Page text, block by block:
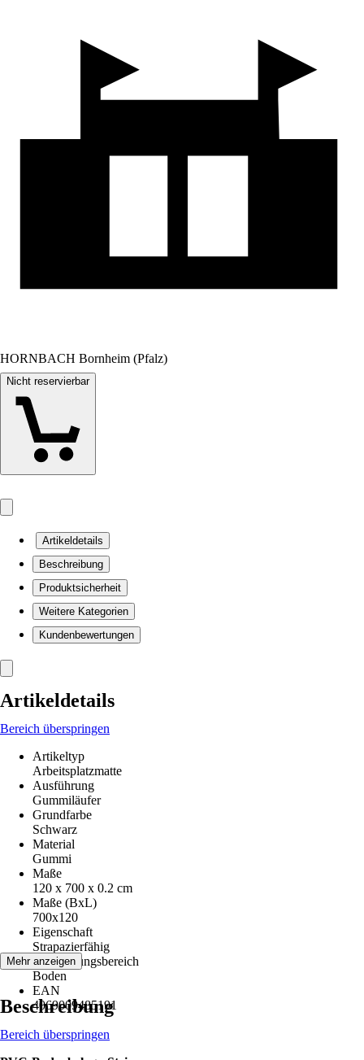
HORNBACH Bornheim (Pfalz)
Nicht reservierbar
Artikeldetails
Beschreibung
Produktsicherheit
Weitere Kategorien
Kundenbewertungen
Artikeldetails
Bereich überspringen
Artikeltyp
Arbeitsplatzmatte
Ausführung
Gummiläufer
Grundfarbe
Schwarz
Material
Gummi
Maße
120 x 700 x 0.2 cm
Maße (BxL)
700x120
Eigenschaft
Strapazierfähig
Anwendungsbereich
Boden
EAN
4069009485191
Mehr anzeigen
Beschreibung
Bereich überspringen